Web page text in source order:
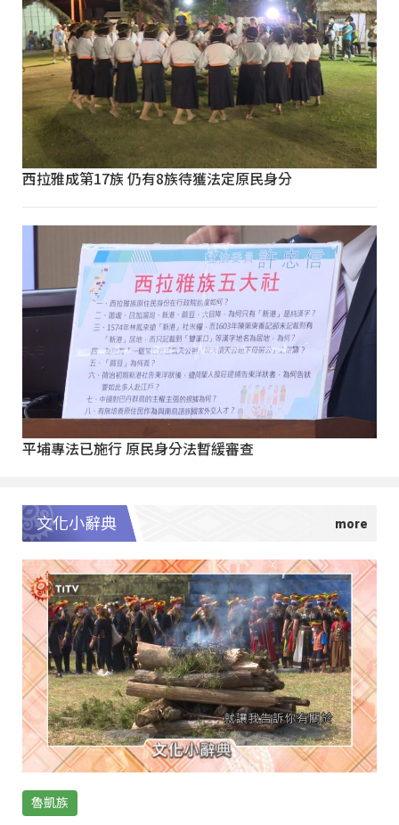
西拉雅成第17族 仍有8族待獲法定原民身分
平埔專法已施行 原民身分法暫緩審查
文化小辭典
魯凱族